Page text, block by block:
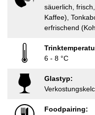
säuerlich,
Kaffee),
erfrischend
6 - 8 °C
Glastyp:
Foodpairing: